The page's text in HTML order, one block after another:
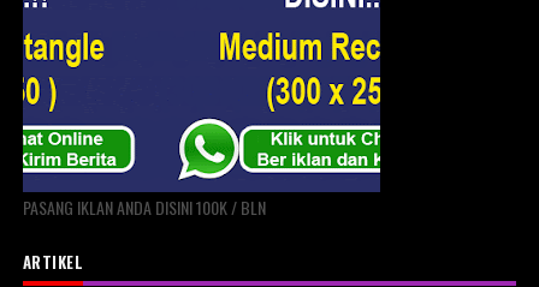
PASANG IKLAN ANDA DISINI 100K / BLN
ARTIKEL